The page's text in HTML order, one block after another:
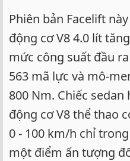
Phiên bản Facelift
động cơ V8 4.0 lít
mức công suất đầu
563 mã lực và mô-
800 Nm. Chiếc
động cơ V8 thể thao
0 - 100 km/h chỉ
một điểm ấn tượng